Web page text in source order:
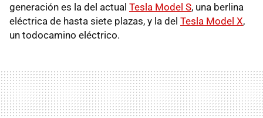
generación es la del actual Tesla Model S, una berlina
eléctrica de hasta siete plazas, y la del Tesla Model X,
un todocamino eléctrico.